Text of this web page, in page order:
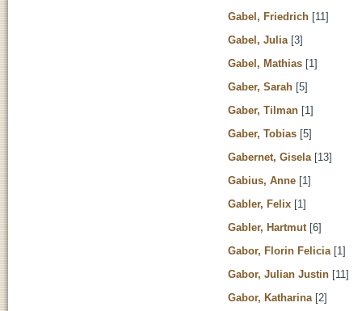
Gabel, Friedrich [11]
Gabel, Julia [3]
Gabel, Mathias [1]
Gaber, Sarah [5]
Gaber, Tilman [1]
Gaber, Tobias [5]
Gabernet, Gisela [13]
Gabius, Anne [1]
Gabler, Felix [1]
Gabler, Hartmut [6]
Gabor, Florin Felicia [1]
Gabor, Julian Justin [11]
Gabor, Katharina [2]